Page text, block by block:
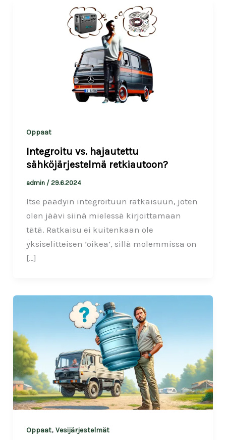
Oppaat
Integroitu vs. hajautettu
sähköjärjestelmä retkiautoon?
admin / 29.6.2024
Itse päädyin integroituun ratkaisuun, joten
olen jäävi siinä mielessä kirjoittamaan
tätä. Ratkaisu ei kuitenkaan ole
yksiselitteisen ’oikea’, sillä molemmissa on
[…]
Oppaat, Vesijärjestelmät